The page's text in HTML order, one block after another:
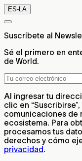
ES-LA
Suscríbete al
Sé el primero en
de World.
Al ingresar tu
clic en
comunicaciones de
ecosistema. Para
procesamos tus
derechos y cómo
privacidad.